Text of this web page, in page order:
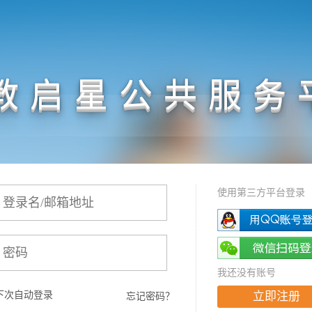
启星公共服务
次自动登录 忘记密码？
使用第三方平台登录
我还没有账号
立即注册